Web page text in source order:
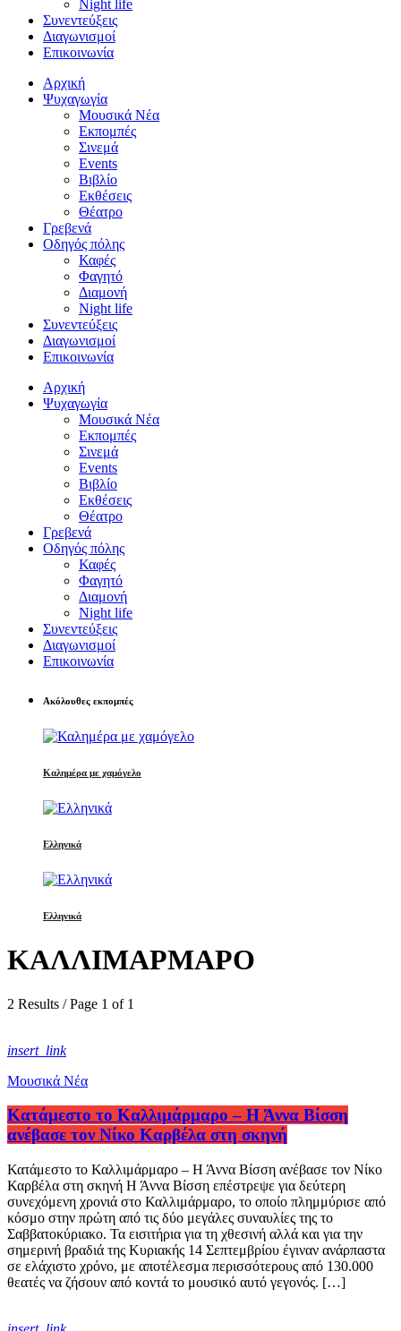
Night life
Συνεντεύξεις
Διαγωνισμοί
Επικοινωνία
Αρχική
Ψυχαγωγία
Μουσικά Νέα
Εκπομπές
Σινεμά
Events
Βιβλίο
Εκθέσεις
Θέατρο
Γρεβενά
Οδηγός πόλης
Καφές
Φαγητό
Διαμονή
Night life
Συνεντεύξεις
Διαγωνισμοί
Επικοινωνία
Αρχική
Ψυχαγωγία
Μουσικά Νέα
Εκπομπές
Σινεμά
Events
Βιβλίο
Εκθέσεις
Θέατρο
Γρεβενά
Οδηγός πόλης
Καφές
Φαγητό
Διαμονή
Night life
Συνεντεύξεις
Διαγωνισμοί
Επικοινωνία
Ακόλουθες εκπομπές
Καλημέρα με χαμόγελο
Ελληνικά
Ελληνικά
ΚΑΛΛΙΜΑΡΜΑΡΟ
2 Results / Page 1 of 1
insert_link
Μουσικά Νέα
Κατάμεστο το Καλλιμάρμαρο – Η Άννα Βίσση
ανέβασε τον Νίκο Καρβέλα στη σκηνή
Κατάμεστο το Καλλιμάρμαρο – Η Άννα Βίσση ανέβασε τον Νίκο
Καρβέλα στη σκηνή Η Άννα Βίσση επέστρεψε για δεύτερη
συνεχόμενη χρονιά στο Καλλιμάρμαρο, το οποίο πλημμύρισε από
κόσμο στην πρώτη από τις δύο μεγάλες συναυλίες της το
Σαββατοκύριακο. Τα εισιτήρια για τη χθεσινή αλλά και για την
σημερινή βραδιά της Κυριακής 14 Σεπτεμβρίου έγιναν ανάρπαστα
σε ελάχιστο χρόνο, με αποτέλεσμα περισσότερους από 130.000
θεατές να ζήσουν από κοντά το μουσικό αυτό γεγονός. […]